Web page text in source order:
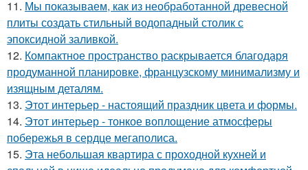
11. Мы показываем, как из необработанной древесной
плиты создать стильный водопадный столик с
эпоксидной заливкой.
12. Компактное пространство раскрывается благодаря
продуманной планировке, французскому минимализму и
изящным деталям.
13. Этот интерьер - настоящий праздник цвета и формы.
14. Этот интерьер - тонкое воплощение атмосферы
побережья в сердце мегаполиса.
15. Эта небольшая квартира с проходной кухней и